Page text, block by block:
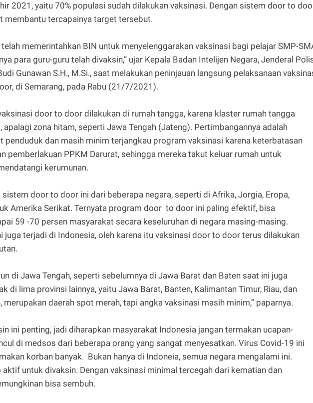
2021, yaitu 70% populasi sudah dilakukan vaksinasi. Dengan sistem door to
membantu tercapainya target tersebut.
memerintahkan BIN untuk menyelenggarakan vaksinasi bagi pelajar SMP-
para guru-guru telah divaksin,” ujar Kepala Badan Intelijen Negara, Jenderal
Gunawan S.H., M.Si., saat melakukan peninjauan langsung pelaksanaan
di Semarang, pada Rabu (21/7/2021).
door to door dilakukan di rumah tangga, karena klaster rumah tangga
apalagi zona hitam, seperti Jawa Tengah (Jateng). Pertimbangannya adalah
penduduk dan masih minim terjangkau program vaksinasi karena keterbatasan
pemberlakuan PPKM Darurat, sehingga mereka takut keluar rumah untuk
kerumunan.
door to door ini dari beberapa negara, seperti di Afrika, Jorgia, Eropa,
Amerika Serikat. Ternyata program door to door ini paling efektif, bisa
59 -70 persen masyarakat secara keseluruhan di negara masing-masing.
juga terjadi di Indonesia, oleh karena itu vaksinasi door to door terus dilakukan
di Jawa Tengah, seperti sebelumnya di Jawa Barat dan Baten saat ini juga
di lima provinsi lainnya, yaitu Jawa Barat, Banten, Kalimantan Timur, Riau, dan
merupakan daerah spot merah, tapi angka vaksinasi masih minim,” paparnya.
ini penting, jadi diharapkan masyarakat Indonesia jangan termakan ucapan-
di medsos dari beberapa orang yang sangat menyesatkan. Virus Covid-19 ini
korban banyak. Bukan hanya di Indoneia, semua negara mengalami ini.
aktif untuk divaksin. Dengan vaksinasi minimal tercegah dari kematian dan
bisa sembuh.